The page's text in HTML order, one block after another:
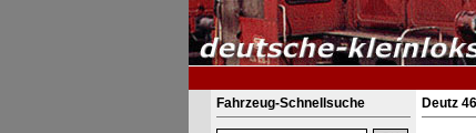
Fahrzeug-Schnellsuche
Deutz